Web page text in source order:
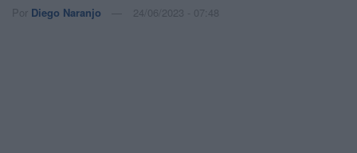
Por Diego Naranjo 24/06/2023 - 07:48